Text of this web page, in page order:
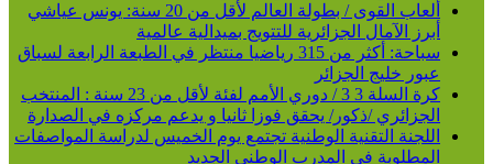
ألعاب القوى / بطولة العالم لأقل من 20 سنة: يونس عياشي
أبرز الآمال الجزائرية للتتويج بميدالية عالمية
سباحة: أكثر من 315 رياضيا منتظر في الطبعة الرابعة لسباق
عبور خليج الجزائر
كرة السلة 3 3 / دوري الأمم لفئة لأقل من 23 سنة : المنتخب
الجزائري /ذكور/ يحقق فوزا ثانيا و يدعم مركزه في الصدارة
اللجنة التقنية الوطنية تجتمع يوم الخميس لدراسة المواصفات
المطلوبة في المدرب الوطني الجديد